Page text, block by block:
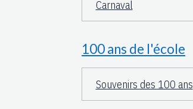
Carnaval
100 ans de l'école
Souvenirs des 100 ans